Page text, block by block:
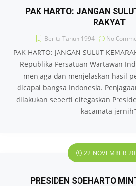
PAK HARTO: JANGAN
RAKYAT
Berita Tahun 1994 No
PAK HARTO: JANGAN SULUT
Republika Persatuan Wartawan
menjaga dan menjelaskan hasil
dicapai bangsa Indonesia.
dilakukan seperti ditegaskan
kacamata
22 NOVEMBER
PRESIDEN SOEHARTO